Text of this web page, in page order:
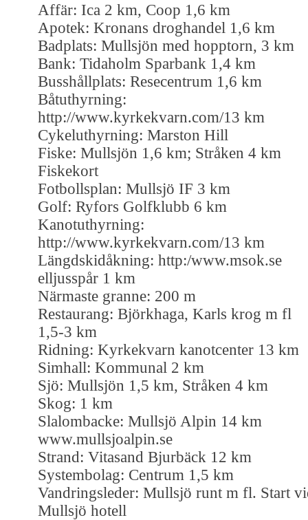
Affär: Ica 2 km, Coop 1,6 km
Apotek: Kronans droghandel 1,6 km
Badplats: Mullsjön med hopptorn, 3 km
Bank: Tidaholm Sparbank 1,4 km
Busshållplats: Resecentrum 1,6 km
Båtuthyrning:
http://www.kyrkekvarn.com/13 km
Cykeluthyrning: Marston Hill
Fiske: Mullsjön 1,6 km; Stråken 4 km
Fiskekort
Fotbollsplan: Mullsjö IF 3 km
Golf: Ryfors Golfklubb 6 km
Kanotuthyrning:
http://www.kyrkekvarn.com/13 km
Längdskidåkning: http:/www.msok.se
elljusspår 1 km
Närmaste granne: 200 m
Restaurang: Björkhaga, Karls krog m fl
1,5-3 km
Ridning: Kyrkekvarn kanotcenter 13 km
Simhall: Kommunal 2 km
Sjö: Mullsjön 1,5 km, Stråken 4 km
Skog: 1 km
Slalombacke: Mullsjö Alpin 14 km
www.mullsjoalpin.se
Strand: Vitasand Bjurbäck 12 km
Systembolag: Centrum 1,5 km
Vandringsleder: Mullsjö runt m fl. Start
Mullsjö hotell